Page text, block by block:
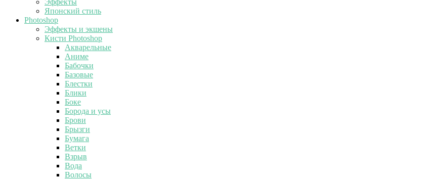
Эффекты
Японский стиль
Photoshop
Эффекты и экшены
Кисти Photoshop
Акварельные
Аниме
Бабочки
Базовые
Блестки
Блики
Боке
Борода и усы
Брови
Брызги
Бумага
Ветки
Взрыв
Вода
Волосы